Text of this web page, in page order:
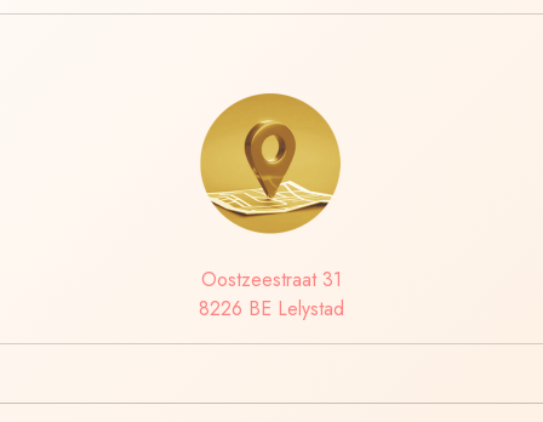
Oostzeestraat 31
8226 BE Lelystad